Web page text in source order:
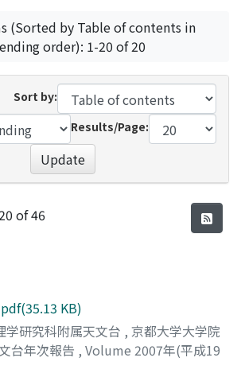
(Sorted by Table of contents in
order): 1-20 of 20
Sort by:
Results/Page:
Update
of 46
KB)
学研究科附属天文台 , 京都大学大学院
台年次報告 , Volume 2007年(平成19